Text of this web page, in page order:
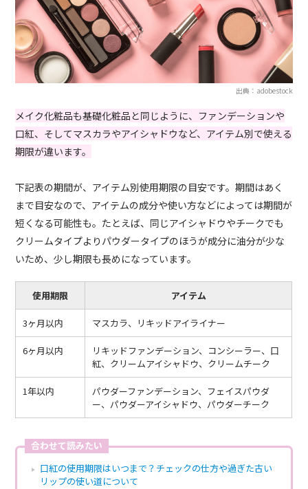
出典：adobestock
メイク化粧品も基礎化粧品と同じように、ファンデーションや
口紅、そしてマスカラやアイシャドウなど、アイテム別で使える
期限が違います。
下記表の期間が、アイテム別使用期限の目安です。期間はあく
まで目安なので、アイテムの成分や使い方などによっては期間が
短くなる可能性も。たとえば、同じアイシャドウやチークでも
クリームタイプよりパウダータイプのほうが成分に油分が少な
いため、少し期限も長めになっています。
使用期限 アイテム
3ヶ月以内 マスカラ、リキッドアイライナー
6ヶ月以内
リキッドファンデーション、コンシーラー、口
紅、クリームアイシャドウ、クリームチーク
1年以内
パウダーファンデーション、フェイスパウダ
ー、パウダーアイシャドウ、パウダーチーク
合わせて読みたい
口紅の使用期限はいつまで？チェックの仕方や過ぎた古い
リップの使い道について